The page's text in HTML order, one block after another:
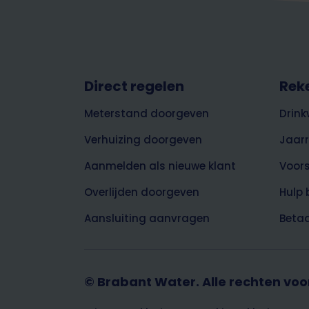
Footer
Direct regelen
Meterstand doorgeven
Verhuizing doorgeven
Aanmelden als nieuwe klant
Overlijden doorgeven
Aansluiting aanvragen
Hulp
© Brabant Water. Alle rechten